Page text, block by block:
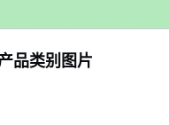
品类别图片